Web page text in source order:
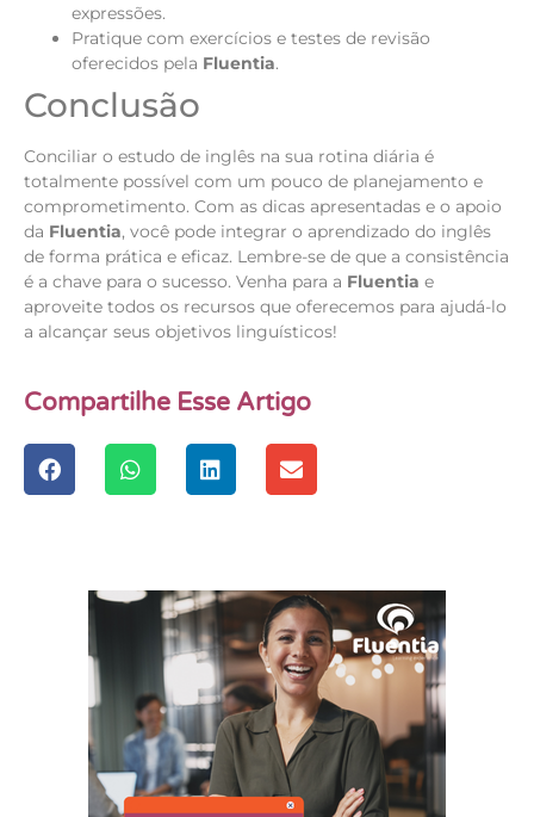
expressões.
Pratique com exercícios e testes de revisão
oferecidos pela Fluentia.
Conclusão
Conciliar o estudo de inglês na sua rotina diária é
totalmente possível com um pouco de planejamento e
comprometimento. Com as dicas apresentadas e o apoio
da Fluentia, você pode integrar o aprendizado do inglês
de forma prática e eficaz. Lembre-se de que a consistência
é a chave para o sucesso. Venha para a Fluentia e
aproveite todos os recursos que oferecemos para ajudá-lo
a alcançar seus objetivos linguísticos!
Compartilhe Esse Artigo